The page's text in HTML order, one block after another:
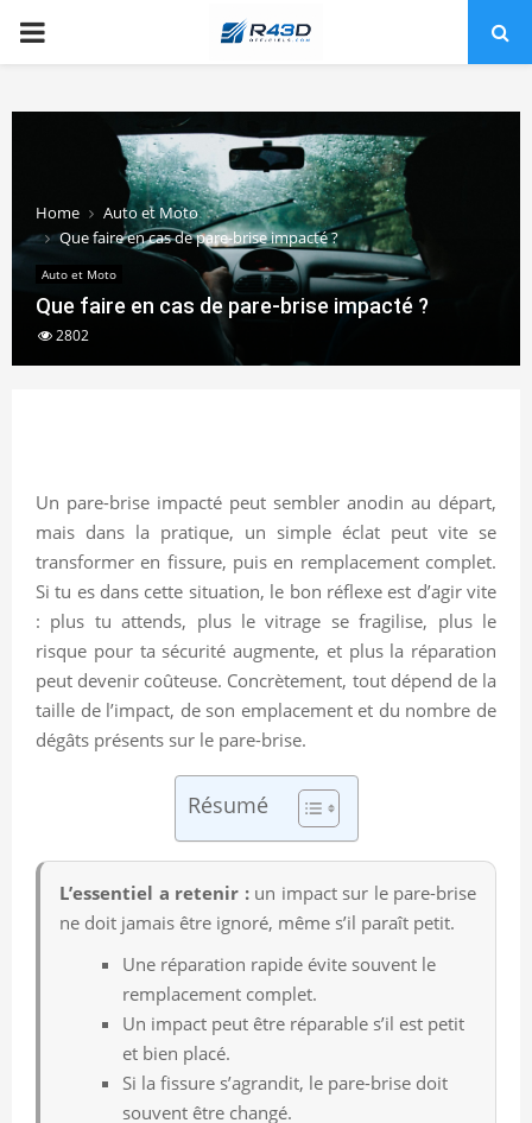
PRIMARY
Home
Auto et Moto
Que faire en cas de pare-brise impacté ?
Auto et Moto
Que faire en cas de pare-brise impacté ?
2802
Un pare-brise impacté peut sembler anodin au départ,
mais dans la pratique, un simple éclat peut vite se
transformer en fissure, puis en remplacement complet.
Si tu es dans cette situation, le bon réflexe est d’agir vite
: plus tu attends, plus le vitrage se fragilise, plus le
risque pour ta sécurité augmente, et plus la réparation
peut devenir coûteuse. Concrètement, tout dépend de la
taille de l’impact, de son emplacement et du nombre de
dégâts présents sur le pare-brise.
Résumé
L’essentiel a retenir :un impact sur le pare-brise
ne doit jamais être ignoré, même s’il paraît petit.
Une réparation rapide évite souvent le
remplacement complet.
Un impact peut être réparable s’il est petit
et bien placé.
Si la fissure s’agrandit, le pare-brise doit
souvent être changé.